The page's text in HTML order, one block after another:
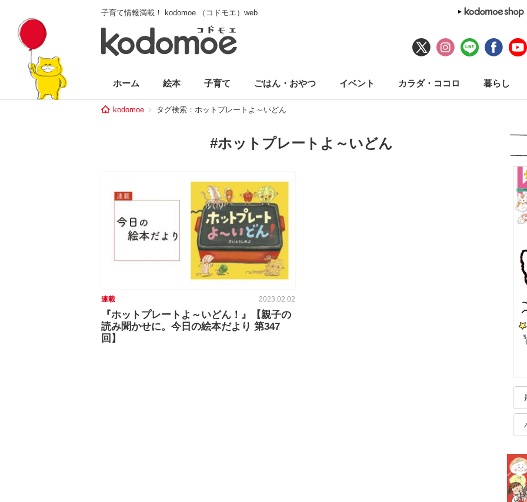
子育て情報満載！ kodomoe （コドモエ）web
ホーム 絵本 子育て ごはん・おやつ イベント カラダ・ココロ 暮らし
kodomoe タグ検索：ホットプレートよ～いどん
#ホットプレートよ～いどん
連載 2023.02.02
『ホットプレートよ～いどん！』【親子の
読み聞かせに。今日の絵本だより 第347
回】